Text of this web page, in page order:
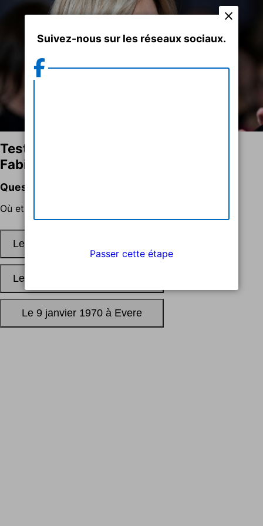
Suivez-nous sur les réseaux sociaux.
Passer cette étape
Testez vos connaissances sur Lara
Fabian !
Question 1 sur 9
Où et quand est-elle née ?